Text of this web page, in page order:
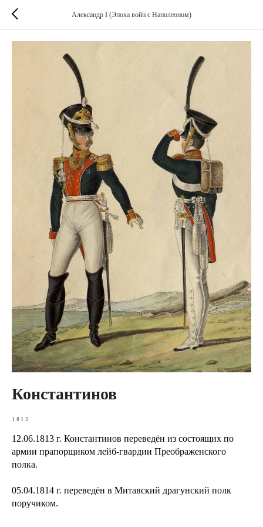
Александр I (Эпоха войн с Наполеоном)
Константинов
1812
12.06.1813 г. Константинов переведён из состоящих по
армии прапорщиком лейб-гвардии Преображенского
полка.
05.04.1814 г. переведён в Митавский драгунский полк
поручиком.